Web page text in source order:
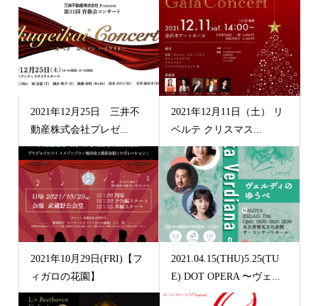
2021年12月25日 三井不
動産株式会社プレゼ...
2021年12月11日（土） リ
ベルテ クリスマス...
2021年10月29日(FRI)【フ
ィガロの花園】
2021.04.15(THU)5.25(TU
E) DOT OPERA 〜ヴェ...